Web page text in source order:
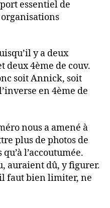
essentiel de
y a deux
deux 4ème de couv.
soit Annick, soit
en 4ème de
nous a amené à
plus de photos de
l’accoutumée.
auraient dû, y figurer.
faut bien limiter, ne